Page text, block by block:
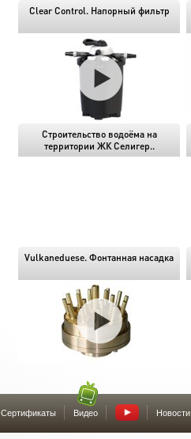
Clear Control. Напорный фильтр
Строительство водоёма на
территории ЖК Селигер..
Vulkaneduese. Фонтанная насадка
Сертификаты Видео Новости